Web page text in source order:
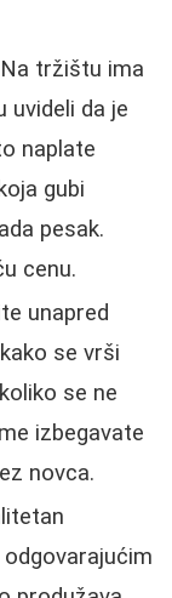
Na tržištu ima
uvideli da je
naplate
gubi
pesak.
cenu.
unapred
se vrši
se ne
izbegavate
novca.